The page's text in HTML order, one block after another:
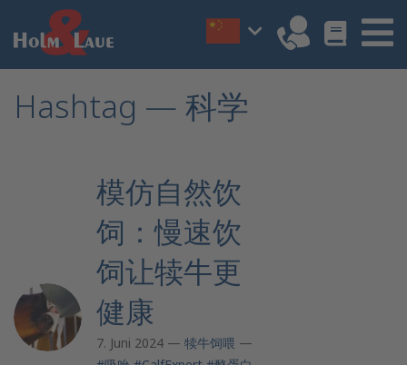
Hashtag — 科学
模仿自然饮
饲：慢速饮
饲让犊牛更
健康
7. Juni 2024 — 犊牛饲喂 —